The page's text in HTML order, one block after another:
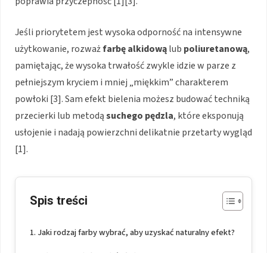
Jeśli priorytetem jest wysoka odporność na intensywne
użytkowanie, rozważfarbę alkidowąlub poliuretanową,
pamiętając, że wysoka trwałość zwykle idzie w parze z
pełniejszym kryciem i mniej „miękkim” charakterem
powłoki [3]. Sam efekt bielenia możesz budować techniką
przecierki lub metodąsuchego pędzla, które eksponują
usłojenie i nadają powierzchni delikatnie przetarty wygląd
[1].
Spis treści
Jaki rodzaj farby wybrać, aby uzyskać naturalny efekt?